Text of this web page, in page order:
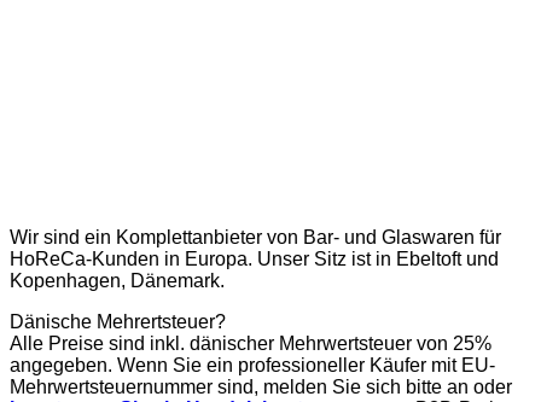
Wir sind ein Komplettanbieter von Bar- und Glaswaren für
HoReCa-Kunden in Europa. Unser Sitz ist in Ebeltoft und
Kopenhagen, Dänemark.
Dänische Mehrertsteuer?
Alle Preise sind inkl. dänischer Mehrwertsteuer von 25%
angegeben. Wenn Sie ein professioneller Käufer mit EU-
Mehrwertsteuernummer sind, melden Sie sich bitte an oder